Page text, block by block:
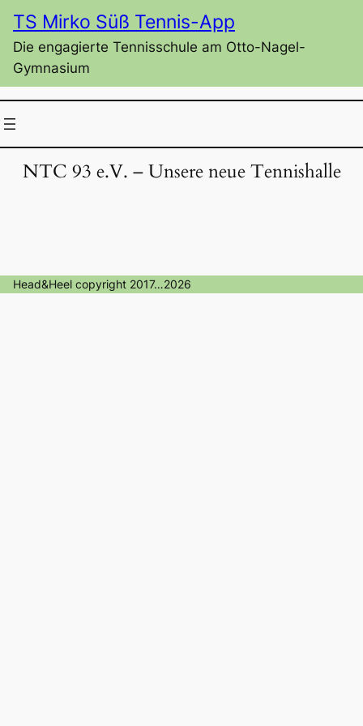
Inhalt
springen
TS Mirko Süß Tennis-App
Die engagierte Tennisschule am Otto-Nagel-
Gymnasium
NTC 93 e.V. – Unsere neue Tennishalle
Head&Heel copyright 2017…2026